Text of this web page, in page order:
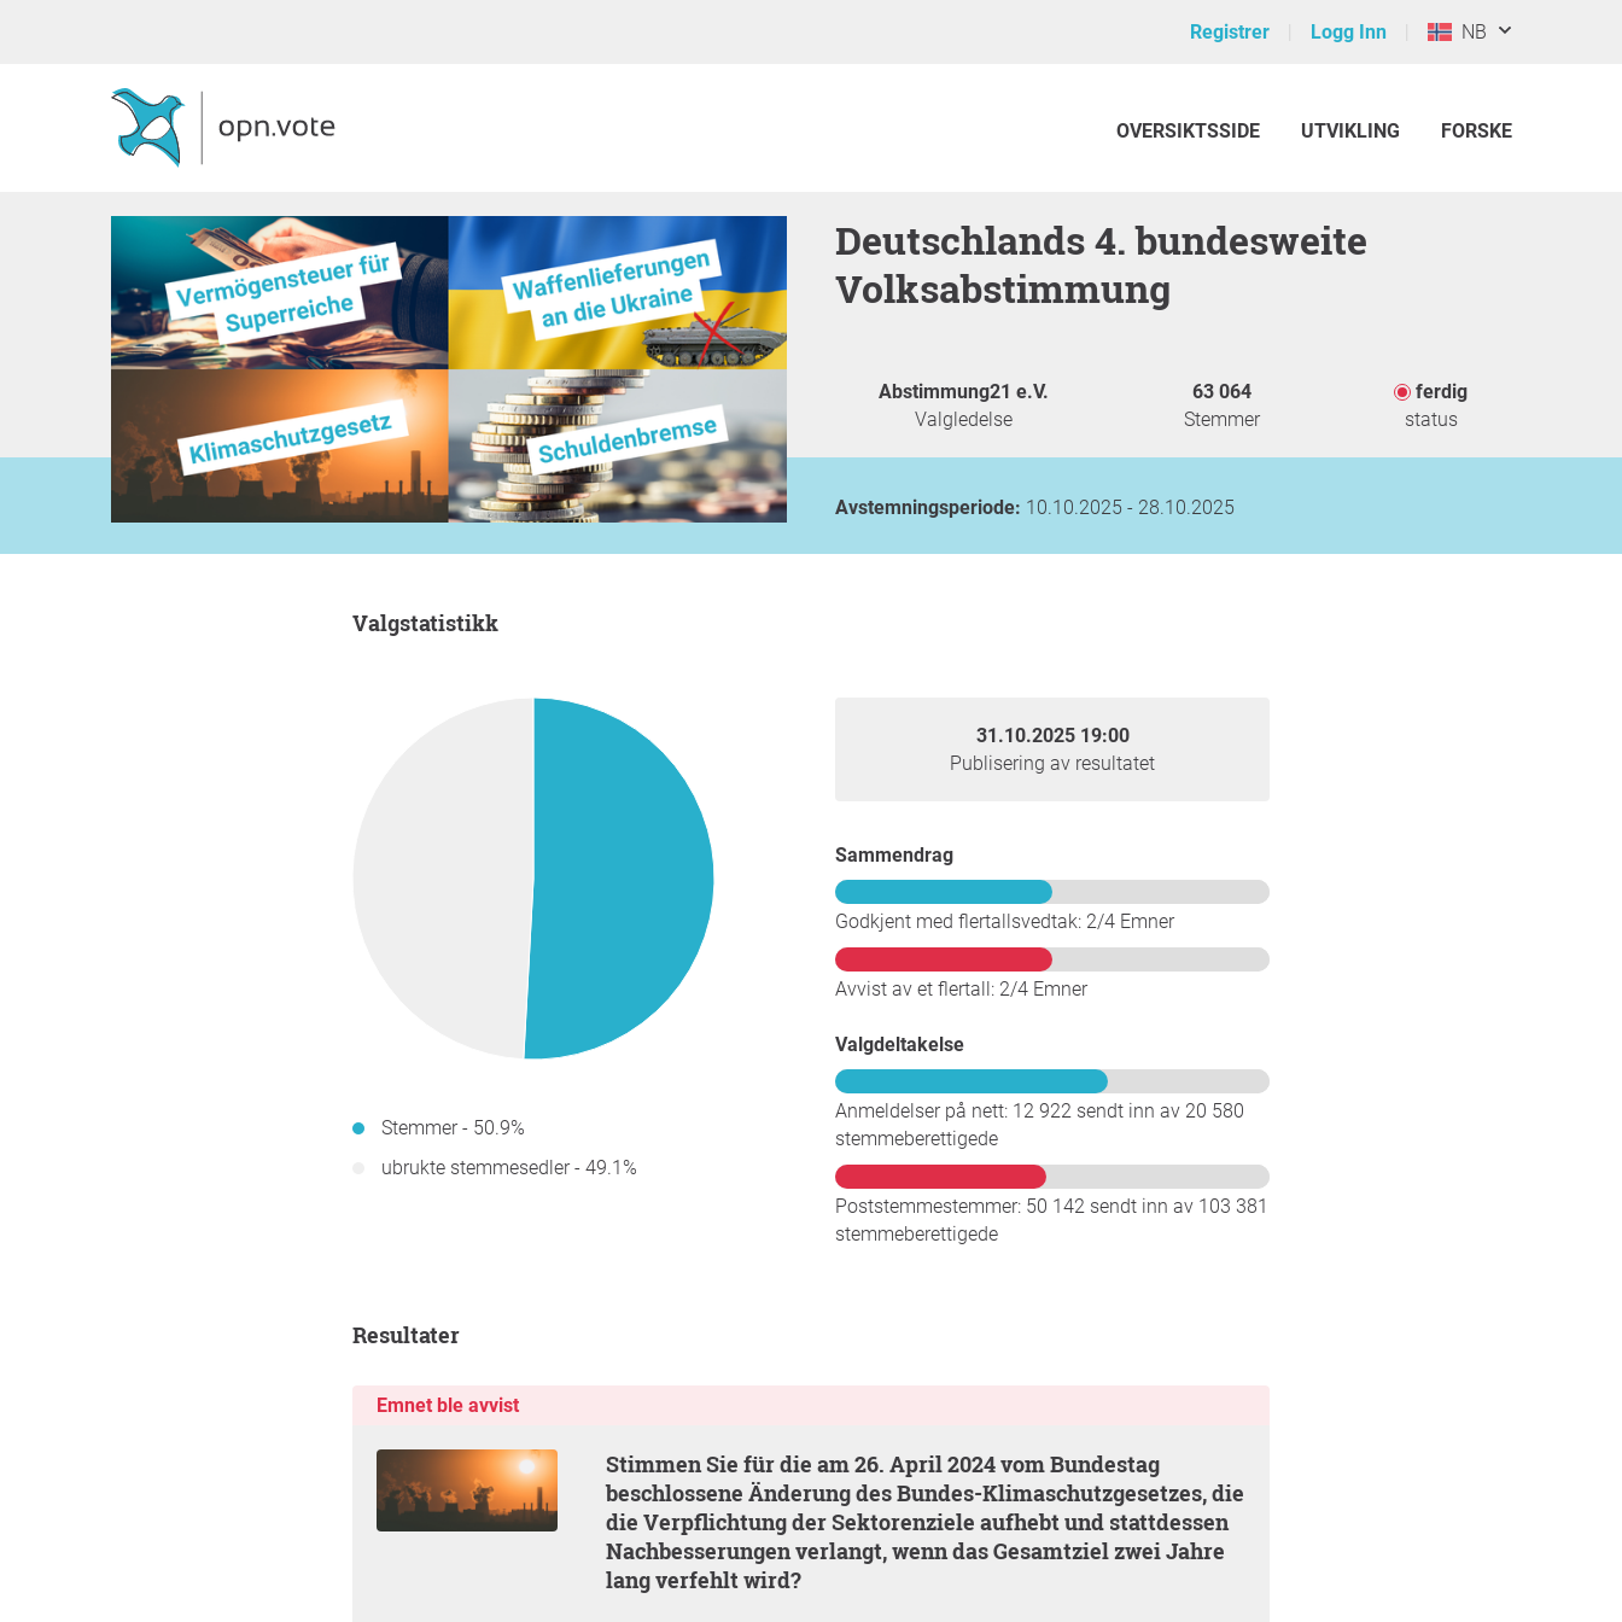
Registrer Logg Inn NB
OVERSIKTSSIDE UTVIKLING FORSKE
Deutschlands 4. bundesweite
Volksabstimmung
Abstimmung21 e.V.
Valgledelse
63 064
Stemmer
ferdig
status
Avstemningsperiode: 10.10.2025 - 28.10.2025
Valgstatistikk
Stemmer - 50.9%
ubrukte stemmesedler - 49.1%
31.10.2025 19:00
Publisering av resultatet
Sammendrag
Godkjent med flertallsvedtak: 2/4 Emner
Avvist av et flertall: 2/4 Emner
Valgdeltakelse
Anmeldelser på nett: 12 922 sendt inn av 20 580
stemmeberettigede
Poststemmestemmer: 50 142 sendt inn av 103 381
stemmeberettigede
Resultater
Emnet ble avvist
Stimmen Sie für die am 26. April 2024 vom Bundestag
beschlossene Änderung des Bundes-Klimaschutzgesetzes, die
die Verpflichtung der Sektorenziele aufhebt und stattdessen
Nachbesserungen verlangt, wenn das Gesamtziel zwei Jahre
lang verfehlt wird?